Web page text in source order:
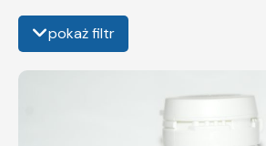
pokaż filtr